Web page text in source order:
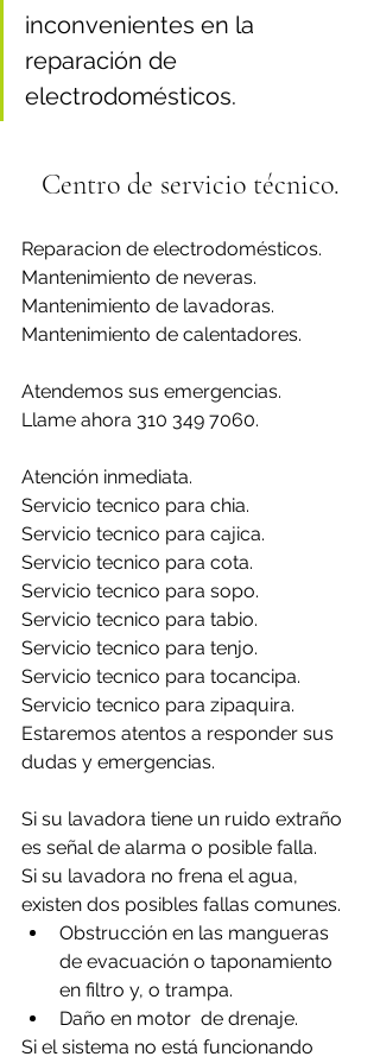
inconvenientes en la
reparación de
electrodomésticos.
Centro de servicio técnico.
Reparacion de electrodomésticos.
Mantenimiento de neveras.
Mantenimiento de lavadoras.
Mantenimiento de calentadores.
Atendemos sus emergencias.
Llame ahora 310 349 7060.
Atención inmediata.
Servicio tecnico para chia.
Servicio tecnico para cajica.
Servicio tecnico para cota.
Servicio tecnico para sopo.
Servicio tecnico para tabio.
Servicio tecnico para tenjo.
Servicio tecnico para tocancipa.
Servicio tecnico para zipaquira.
Estaremos atentos a responder sus
dudas y emergencias.
Si su lavadora tiene un ruido extraño
es señal de alarma o posible falla.
Si su lavadora no frena el agua,
existen dos posibles fallas comunes.
Obstrucción en las mangueras
de evacuación o taponamiento
en filtro y, o trampa.
Daño en motor  de drenaje.
Si el sistema no está funcionando